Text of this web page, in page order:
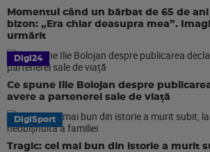
Momentul când un bărbat de 65 de
bizon: „Era chiar deasupra mea”.
urmărit
Digi24
Ce spune Ilie Bolojan despre
avere a partenerei sale de viață
DigiSport
Tragic: cel mai bun din istorie a murit